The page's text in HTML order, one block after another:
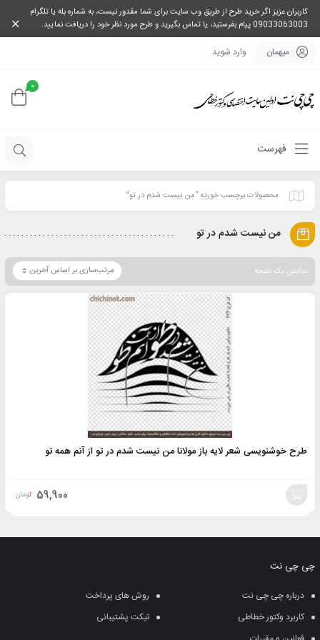
کاربران عزیز اگر خرید طرح از طریق وب سایت برای شما مقدور نیست، به شماره بله یا تلگرام
09033063003 پیام بفرستید، یا تماس بگیرید و طرح مورد نظر خود را دریافت نمایید.
میهمان وارد شوید
0
فهرست
محصولات برچسب خورده “من نیست شدم در تو”
من نیست شدم در تو
نمایش یک نتیجه
طرح خوشنویسی شعر لایه باز مولانا من نیست شدم در تو از آنم همه تو
59,900 تومان
سبد
چی چی نت
درباره چی چی نت
روش های پرداخت
کاربرد وکتور خطاطی
تیکت پشتیبانی